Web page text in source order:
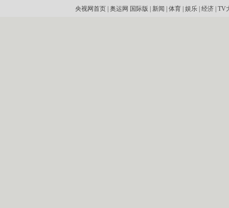
央视网首页| 奥运网 国际版 新闻 体育| 娱乐| 经济| TV